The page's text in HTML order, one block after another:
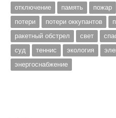
отключение
память пожар
потери
потери оккупантов
ракетный обстрел
свет
суд
теннис экология
энергоснабжение